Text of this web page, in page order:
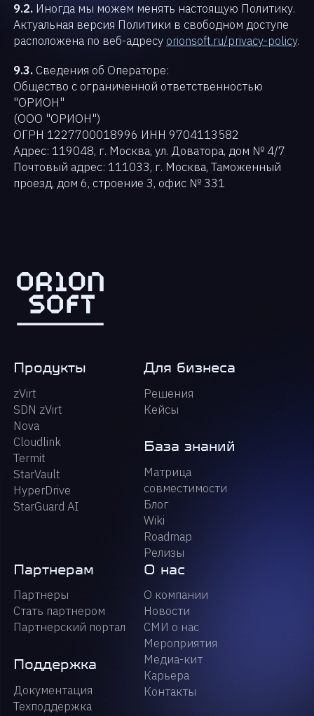
9.2. Иногда мы можем менять настоящую Политику.
Актуальная версия Политики в свободном доступе
расположена по веб-адресу orionsoft.ru/privacy-policy.
9.3. Сведения об Операторе:
Общество с ограниченной ответственностью
"ОРИОН"
(ООО "ОРИОН")
ОГРН 1227700018996 ИНН 9704113582
Адрес: 119048, г. Москва, ул. Доватора, дом № 4/7
Почтовый адрес: 111033, г. Москва, Таможенный
проезд, дом 6, строение 3, офис № 331
Продукты
zVirt
SDN zVirt
Nova
Cloudlink
Termit
StarVault
HyperDrive
StarGuard AI
Для бизнеса
Решения
Кейсы
База знаний
Матрица
совместимости
Блог
Wiki
Roadmap
Релизы
Партнерам
Партнеры
Стать партнером
Партнерский портал
Поддержка
Документация
Техподдержка
О нас
О компании
Новости
СМИ о нас
Мероприятия
Медиа-кит
Карьера
Контакты